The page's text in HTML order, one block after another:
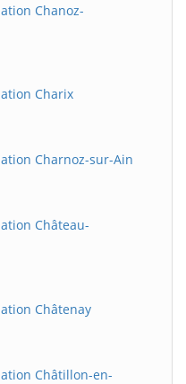
Chanoz-
Charix
Charnoz-sur-Ain
Château-
Châtenay
Châtillon-en-